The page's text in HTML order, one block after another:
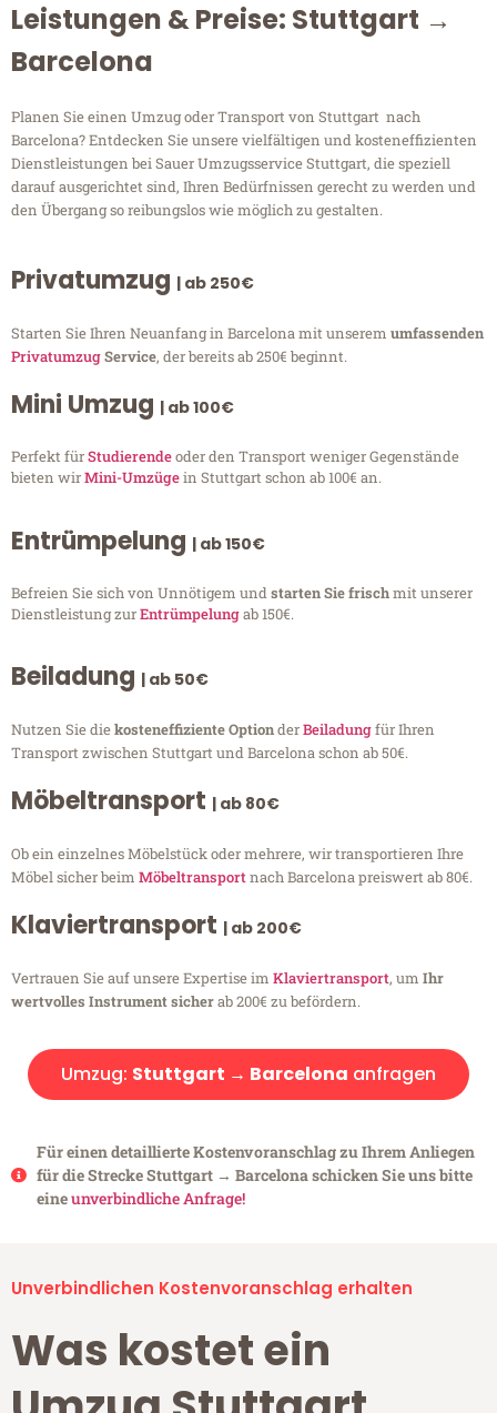
Leistungen & Preise: Stuttgart →
Barcelona
Planen Sie einen Umzug oder Transport von Stuttgart nach
Barcelona? Entdecken Sie unsere vielfältigen und kosteneffizienten
Dienstleistungen bei Sauer Umzugsservice Stuttgart, die speziell
darauf ausgerichtet sind, Ihren Bedürfnissen gerecht zu werden und
den Übergang so reibungslos wie möglich zu gestalten.
Privatumzug | ab 250€
Starten Sie Ihren Neuanfang in Barcelona mit unserem umfassenden
PrivatumzugService, der bereits ab 250€ beginnt.
Mini Umzug | ab 100€
Perfekt fürStudierendeoder den Transport weniger Gegenstände
bieten wirMini-Umzügein Stuttgart schon ab 100€ an.
Entrümpelung | ab 150€
Befreien Sie sich von Unnötigem undstarten Sie frischmit unserer
Dienstleistung zurEntrümpelungab 150€.
Beiladung | ab 50€
Nutzen Sie diekosteneffiziente OptionderBeiladungfür Ihren
Transport zwischen Stuttgart und Barcelona schon ab 50€.
Möbeltransport | ab 80€
Ob ein einzelnes Möbelstück oder mehrere, wir transportieren Ihre
Möbel sicher beim Möbeltransportnach Barcelona preiswert ab 80€.
Klaviertransport | ab 200€
Vertrauen Sie auf unsere Expertise im Klaviertransport, um Ihr
wertvolles Instrument sicherab 200€ zu befördern.
Umzug: Stuttgart → Barcelona anfragen
Für einen detaillierte Kostenvoranschlag zu Ihrem Anliegen
für die Strecke Stuttgart → Barcelona schicken Sie uns bitte
eineunverbindliche Anfrage!
Unverbindlichen Kostenvoranschlag erhalten
Was kostet ein